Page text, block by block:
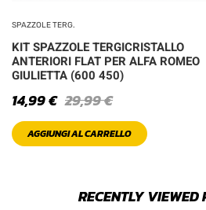
SPAZZOLE TERG.
KIT SPAZZOLE TERGICRISTALLO
ANTERIORI FLAT PER ALFA ROMEO
GIULIETTA (600 450)
29,99€
14,99€
AGGIUNGI AL CARRELLO
RECENTLY VIEWED